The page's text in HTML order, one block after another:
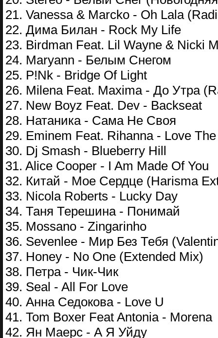
21. Vanessa & Marcko - Oh Lala
22. Дима Билан - Rock My Life
23. Birdman Feat. Lil Wayne & Nicki
24. Maryann - Белым Снегом
25. P!Nk - Bridge Of Light
26. Milena Feat. Maxima - До Утра
27. New Boyz Feat. Dev - Backseat
28. Натаника - Сама Не Своя
29. Eminem Feat. Rihanna - Love
30. Dj Smash - Blueberry Hill
31. Alice Cooper - I Am Made Of You
32. Китай - Мое Сердце (Harisma
33. Nicola Roberts - Lucky Day
34. Таня Терешина - Понимай
35. Mossano - Zingarinho
36. Sevenlee - Мир Без Тебя
37. Honey - No One (Extended Mix)
38. Петра - Чик-Чик
39. Seal - All For Love
40. Анна Седокова - Love U
41. Tom Boxer Feat Antonia - Morena
42. Ян Маерс - А Я Уйду